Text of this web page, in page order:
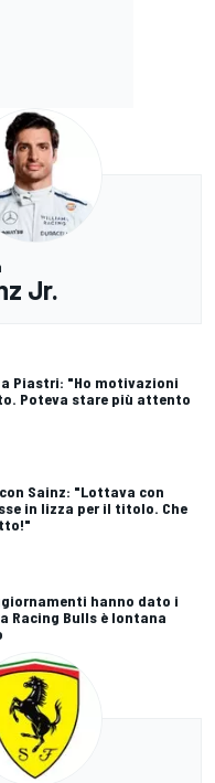
Jr.
a Piastri: "Ho motivazioni
Poteva stare più attento
Sainz: "Lottava con
in lizza per il titolo. Che
hanno dato i
Racing Bulls è lontana